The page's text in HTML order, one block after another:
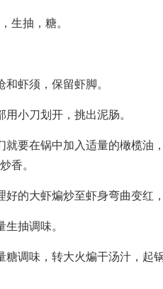
抽，糖。
虾须，保留虾脚。
小刀划开，挑出泥肠。
要在锅中加入适量的橄榄油
香。
的大虾煸炒至虾身弯曲变红，
抽调味。
味，转大火煸干汤汁，起锅